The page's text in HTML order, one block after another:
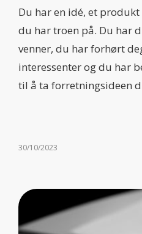
Du har en idé, et
du har troen på. Du har
venner, du har forhørt
interessenter og du har
til å ta forretningsideen
30/10/2023